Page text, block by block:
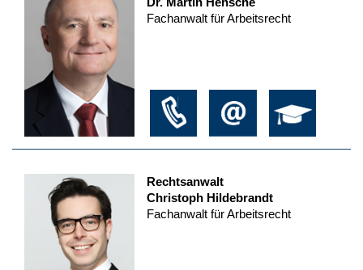
Fachanwalt für Arbeitsrecht
Rechtsanwalt
Christoph Hildebrandt
Fachanwalt für Arbeitsrecht